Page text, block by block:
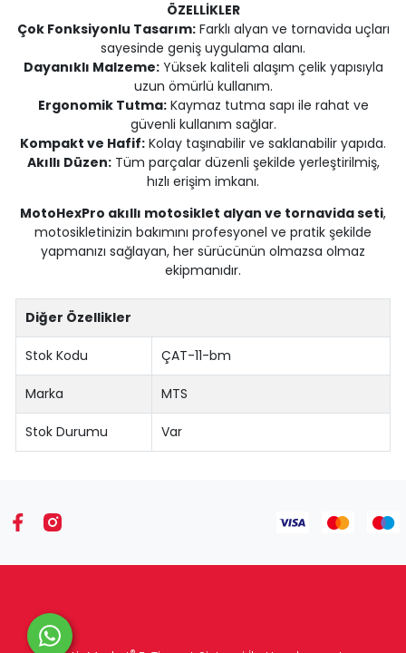
ÖZELLİKLER
Çok Fonksiyonlu Tasarım:Farklı alyan ve tornavida uçları
sayesinde geniş uygulama alanı.
Dayanıklı Malzeme:Yüksek kaliteli alaşım çelik yapısıyla
uzun ömürlü kullanım.
Ergonomik Tutma:Kaymaz tutma sapı ile rahat ve
güvenli kullanım sağlar.
Kompakt ve Hafif: Kolay taşınabilir ve saklanabilir yapıda.
Akıllı Düzen:Tüm parçalar düzenli şekilde yerleştirilmiş,
hızlı erişim imkanı.
MotoHexPro akıllı motosiklet alyan ve tornavida seti,
motosikletinizin bakımını profesyonel ve pratik şekilde
yapmanızı sağlayan, her sürücünün olmazsa olmaz
ekipmanıdır.
Diğer Özellikler
Stok Kodu ÇAT-11-bm
Marka MTS
Stok Durumu Var